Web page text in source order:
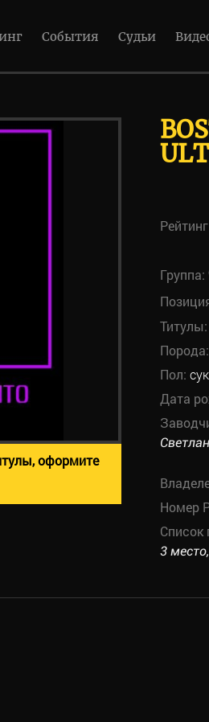
События Судьи
Группа:
Титулы:
Порода:
Пол:
Дата
Номер
Список
3
оформите